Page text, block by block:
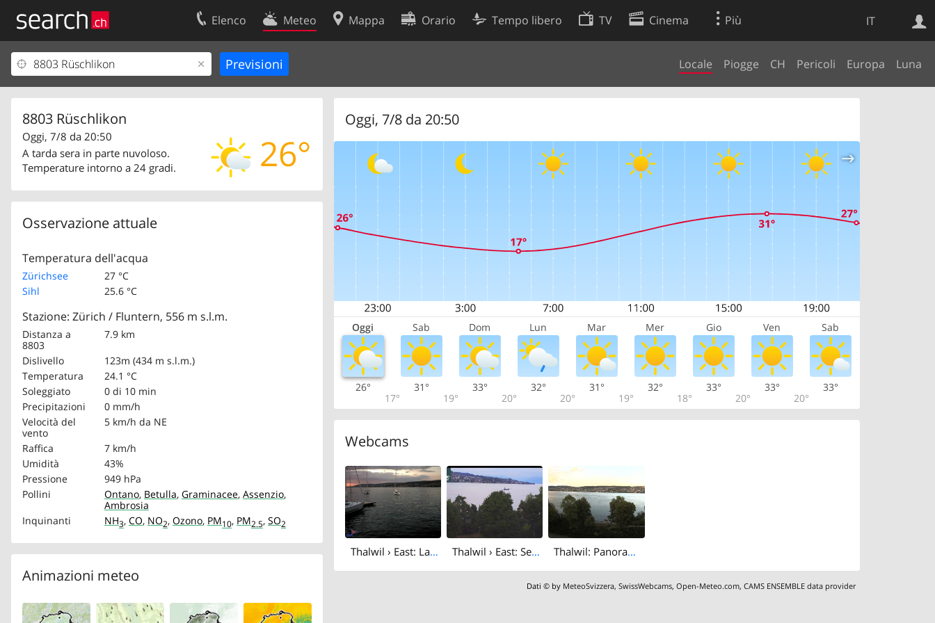
IT
Elenco Meteo Mappa Orario Tempo libero TV Cinema Più
Locale Piogge CH Pericoli Europa Luna
8803 Rüschlikon
26°
Oggi, 7/8 da 20:50
A tarda sera in parte nuvoloso.
Temperature intorno a 24 gradi.
Osservazione attuale
Temperatura dell'acqua
Zürichsee
27 °C
Sihl
25.6 °C
Stazione: Zürich / Fluntern, 556 m s.l.m.
Distanza a
8803
7.9 km
Dislivello
123m (434 m s.l.m.)
Temperatura
24.1 °C
Soleggiato
0 di 10 min
Precipitazioni
0 mm/h
Velocità del
vento
5 km/h da NE
Raffica
7 km/h
Umidità
43%
Pressione
949 hPa
Pollini
Ontano, Betulla, Graminacee, Assenzio,
Ambrosia
Inquinanti
NH3, CO, NO2, Ozono, PM10, PM2.5, SO2
Animazioni meteo
Oggi, 7/8 da 20:50
Oggi Sab Dom Lun Mar Mer Gio Ven Sab
26°
17°
31°
19°
33°
20°
32°
20°
31°
19°
32°
18°
33°
20°
33°
20°
33°
Webcams
Thalwil › East: Lake Zurich Thalwil › East: Seestrasse 93 - Spline AG - Home Smart Home - Zürichsee - Lake Zurich Thalwil: Panorama Webcam - Zürichsee
Dati © by MeteoSvizzera,SwissWebcams,Open-Meteo.com,CAMS ENSEMBLE data provider
Ricerca Web
Il vostro profolio
Area clienti
Informazioni Legali
Contatti
Condizioni d’uso
Preferenze cookie